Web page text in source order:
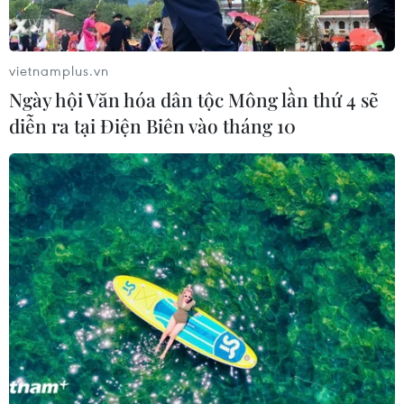
cao tốc
06/08/2026 07:14
Đại biểu Quốc hội băn khoăn khả
năng cân đối vốn 2 siêu dự án giao
thông
06/08/2026 07:00
TP Hồ Chí Minh: Dự án mở rộng
đường Phạm Văn Bạch vẫn dang dở
sau 20 năm
06/08/2026 06:56
Đầu tư hơn 6.209 tỷ đồng hoàn thiện
hạ tầng dùng chung Bến cảng Liên
vietnamplus.vn
Ngày hội Văn hóa dân tộc Mông lần thứ 4 sẽ
diễn ra tại Điện Biên vào tháng 10